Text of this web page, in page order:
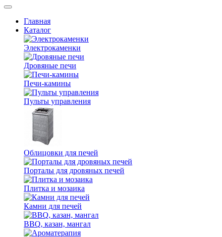
Главная
Каталог
Электрокаменки
Дровяные печи
Печи-камины
Пульты управления
Облицовки для печей
Порталы для дровяных печей
Плитка и мозаика
Камни для печей
BBQ, казан, мангал